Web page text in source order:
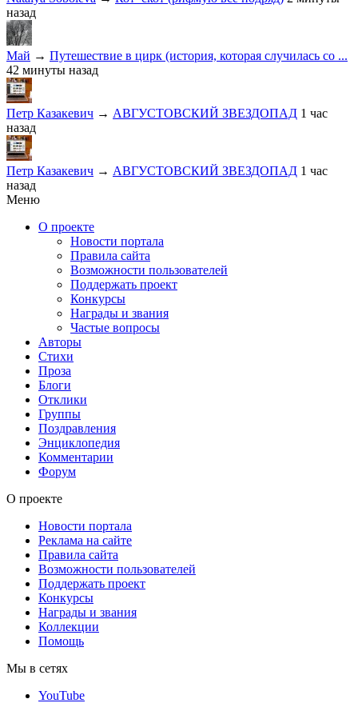
назад
Май → Путешествие в цирк (история, которая случилась со ...
42 минуты назад
Петр Казакевич → АВГУСТОВСКИЙ ЗВЕЗДОПАД 1 час
назад
Петр Казакевич → АВГУСТОВСКИЙ ЗВЕЗДОПАД 1 час
назад
Меню
О проекте
Новости портала
Правила сайта
Возможности пользователей
Поддержать проект
Конкурсы
Награды и звания
Частые вопросы
Авторы
Стихи
Проза
Блоги
Отклики
Группы
Поздравления
Энциклопедия
Комментарии
Форум
О проекте
Новости портала
Реклама на сайте
Правила сайта
Возможности пользователей
Поддержать проект
Конкурсы
Награды и звания
Коллекции
Помощь
Мы в сетях
YouTube